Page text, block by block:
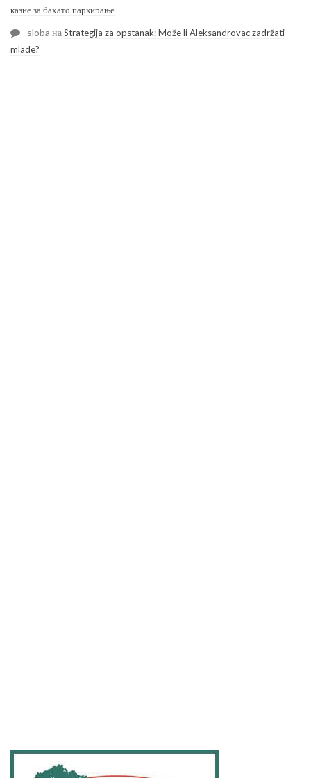
казне за бахато паркирање
sloba наStrategija za opstanak: Može li Aleksandrovac zadržati
mlade?